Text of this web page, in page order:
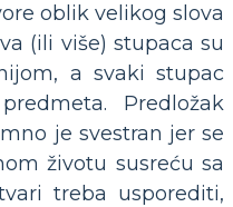
oblik velikog slova
(ili više) stupaca su
a svaki stupac
Predložak
je svestran jer se
životu susreću sa
treba usporediti,